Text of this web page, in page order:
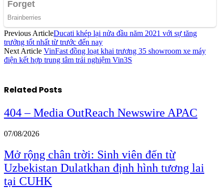
Previous ArticleDucati khép lại nửa đầu năm 2021 với sự tăng
trưởng tốt nhất từ trước đến nay
Next Article VinFast đồng loạt khai trương 35 showroom xe máy
điện kết hợp trung tâm trải nghiệm Vin3S
Related Posts
404 – Media OutReach Newswire APAC
07/08/2026
Mở rộng chân trời: Sinh viên đến từ
Uzbekistan Dulatkhan định hình tương lai
tại CUHK